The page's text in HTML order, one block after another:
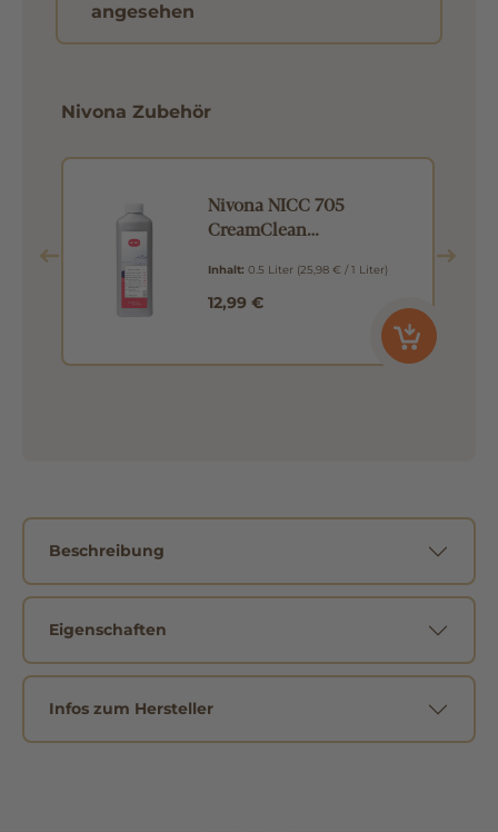
angesehen
Nivona Zubehör
Nivona NICC 705
CreamClean
Inhalt: 0.5 Liter (25,98 € / 1 Liter)
12,99 €
Beschreibung
Eigenschaften
Infos zum Hersteller